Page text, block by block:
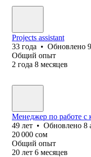
Projects assistant
33 года • Обновлено
Общий опыт
2 года 8 месяцев
Менеджер по работе с
49 лет • Обновлено 8
20 000 сом
Общий опыт
20 лет 6 месяцев